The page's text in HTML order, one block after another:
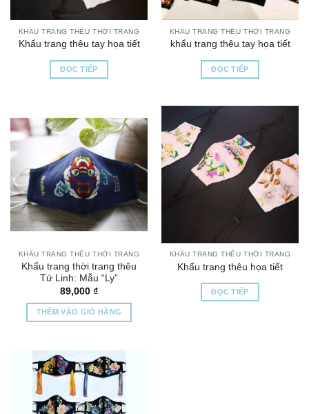
KHẨU TRANG THÊU THỜI TRANG
Khẩu trang thêu tay họa tiết
ĐỌC TIẾP
KHẨU TRANG THÊU THỜI TRANG
khẩu trang thêu tay họa tiết
ĐỌC TIẾP
KHẨU TRANG THÊU THỜI TRANG
Khẩu trang thời trang thêu
Tứ Linh: Mẫu “Ly”
89,000 ₫
THÊM VÀO GIỎ HÀNG
KHẨU TRANG THÊU THỜI TRANG
Khẩu trang thêu họa tiết
ĐỌC TIẾP